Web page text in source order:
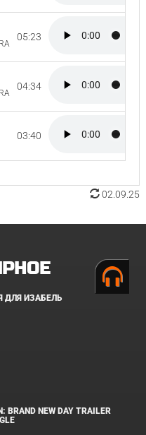
05:23
04:34
03:40
02.09.25
ДЛЯ ИЗАБЕЛЬ
BRAND NEW DAY TRAILER